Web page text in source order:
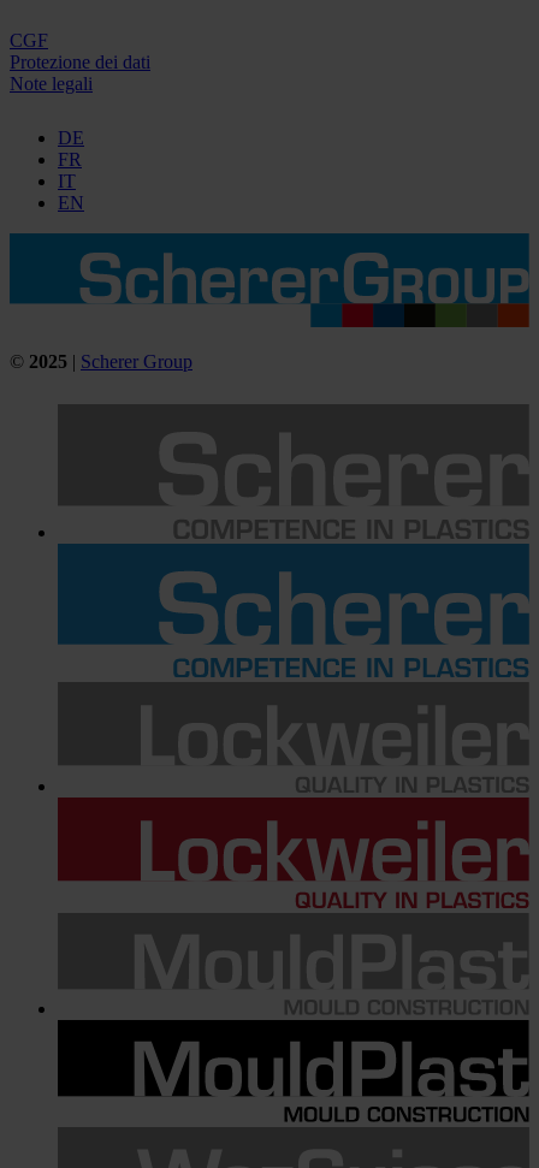
CGF
Protezione dei dati
Note legali
DE
FR
IT
EN
© 2025 | Scherer Group